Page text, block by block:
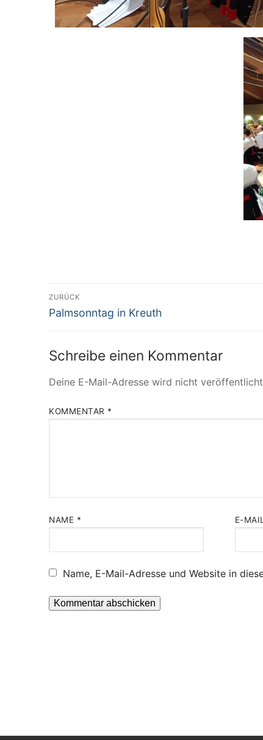
ZURÜCK
Palmsonntag in Kreuth
Schreibe einen Kommentar
Deine E-Mail-Adresse wird nicht
KOMMENTAR *
NAME * E-
Name, E-Mail-Adresse und Website in